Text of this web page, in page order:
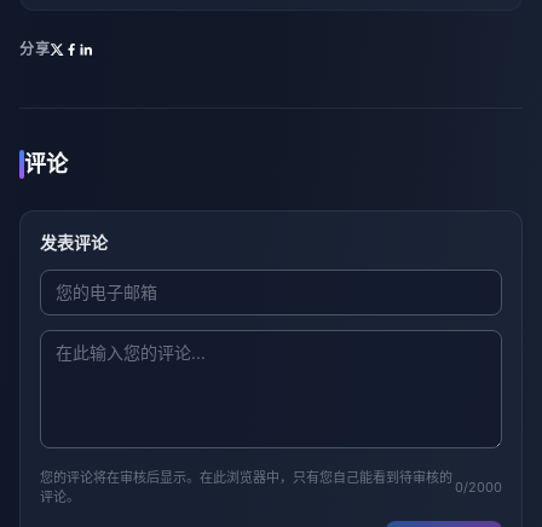
分享
评论
发表评论
您的评论将在审核后显示。在此浏览器中，只有您自己能看到待审核的
评论。
0/2000